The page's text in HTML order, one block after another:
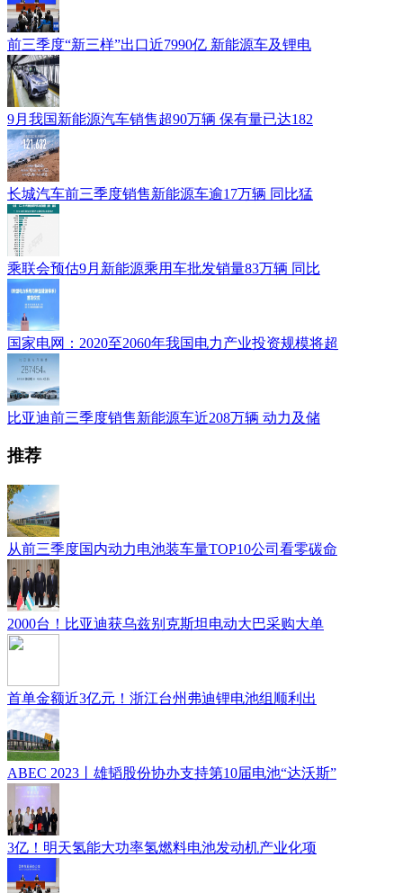
前三季度“新三样”出口近7990亿 新能源车及锂电
9月我国新能源汽车销售超90万辆 保有量已达182
长城汽车前三季度销售新能源车逾17万辆 同比猛
乘联会预估9月新能源乘用车批发销量83万辆 同比
国家电网：2020至2060年我国电力产业投资规模将超
比亚迪前三季度销售新能源车近208万辆 动力及储
推荐
从前三季度国内动力电池装车量TOP10公司看零碳命
2000台！比亚迪获乌兹别克斯坦电动大巴采购大单
首单金额近3亿元！浙江台州弗迪锂电池组顺利出
ABEC 2023丨雄韬股份协办支持第10届电池“达沃斯”
3亿！明天氢能大功率氢燃料电池发动机产业化项